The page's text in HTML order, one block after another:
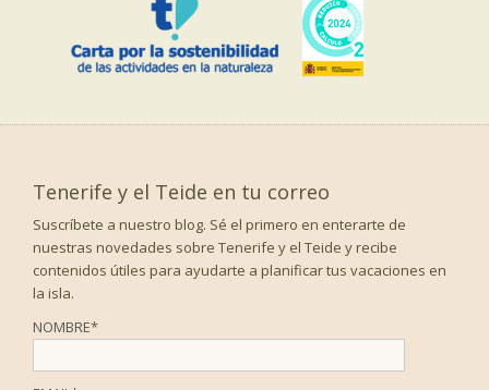
Tenerife y el Teide en tu correo
Suscríbete a nuestro blog. Sé el primero en enterarte de
nuestras novedades sobre Tenerife y el Teide y recibe
contenidos útiles para ayudarte a planificar tus vacaciones en
la isla.
NOMBRE*